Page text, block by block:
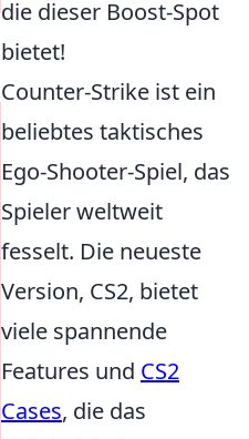
die dieser Boost-Spot
bietet!
Counter-Strike ist ein
beliebtes taktisches
Ego-Shooter-Spiel, das
Spieler weltweit
fesselt. Die neueste
Version, CS2, bietet
viele spannende
Features und CS2
Cases, die das